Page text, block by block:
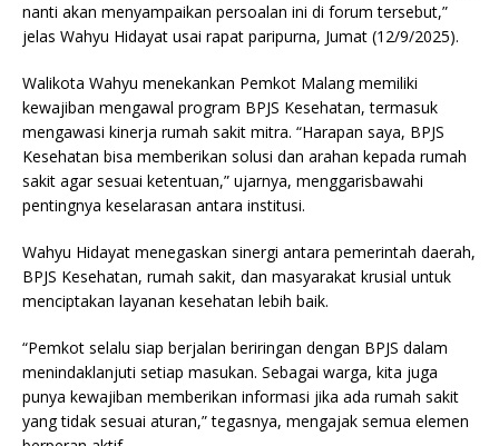
nanti akan menyampaikan persoalan ini di forum tersebut,”
jelas Wahyu Hidayat usai rapat paripurna, Jumat (12/9/2025).
Walikota Wahyu menekankan Pemkot Malang memiliki
kewajiban mengawal program BPJS Kesehatan, termasuk
mengawasi kinerja rumah sakit mitra. “Harapan saya, BPJS
Kesehatan bisa memberikan solusi dan arahan kepada rumah
sakit agar sesuai ketentuan,” ujarnya, menggarisbawahi
pentingnya keselarasan antara institusi.
Wahyu Hidayat menegaskan sinergi antara pemerintah daerah,
BPJS Kesehatan, rumah sakit, dan masyarakat krusial untuk
menciptakan layanan kesehatan lebih baik.
“Pemkot selalu siap berjalan beriringan dengan BPJS dalam
menindaklanjuti setiap masukan. Sebagai warga, kita juga
punya kewajiban memberikan informasi jika ada rumah sakit
yang tidak sesuai aturan,” tegasnya, mengajak semua elemen